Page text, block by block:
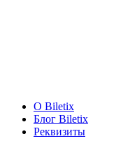
O Biletix
Блог Biletix
Реквизиты